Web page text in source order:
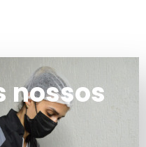
nossos